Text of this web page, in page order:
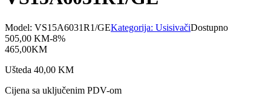
Model: VS15A6031R1/GEKategorija: UsisivačiDostupno
505,00 KM-8%
465,00KM
Ušteda 40,00 KM
Cijena sa uključenim PDV-om